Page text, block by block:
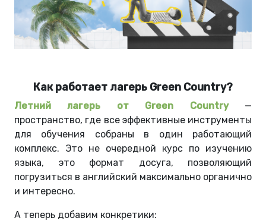
Как работает лагерь Green Country?
Летний лагерь от Green Country—
пространство, где все эффективные инструменты
для обучения собраны в один работающий
комплекс. Это не очередной курс по изучению
языка, это формат досуга, позволяющий
погрузиться в английский максимально органично
и интересно.
А теперь добавим конкретики: